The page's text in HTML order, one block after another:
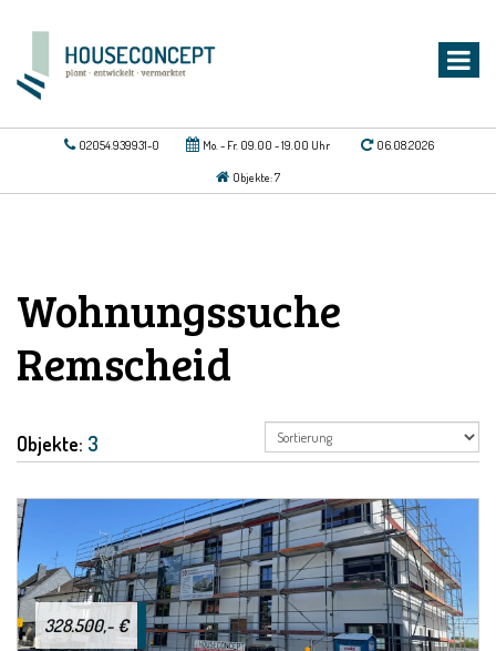
02054.939931-0 Mo. - Fr. 09.00 - 19.00 Uhr 06.08.2026
Objekte: 7
Wohnungssuche
Remscheid
Objekte: 3
328.500,- €